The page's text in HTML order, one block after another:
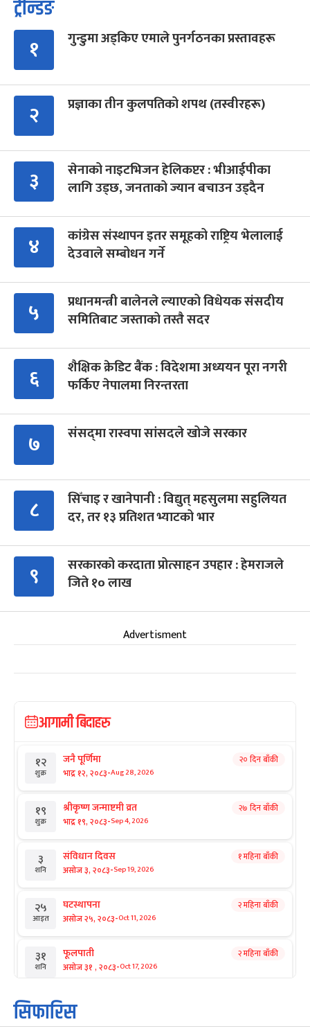
ट्रेन्डिङ
१ गुन्डुमा अड्किए एमाले पुनर्गठनका प्रस्तावहरू
२ प्रज्ञाका तीन कुलपतिको शपथ (तस्वीरहरू)
३
सेनाको नाइटभिजन हेलिकप्टर : भीआईपीका
लागि उड्छ, जनताको ज्यान बचाउन उड्दैन
४
कांग्रेस संस्थापन इतर समूहको राष्ट्रिय भेलालाई
देउवाले सम्बोधन गर्ने
५
प्रधानमन्त्री बालेनले ल्याएको विधेयक संसदीय
समितिबाट जस्ताको तस्तै सदर
६
शैक्षिक क्रेडिट बैंक : विदेशमा अध्ययन पूरा नगरी
फर्किए नेपालमा निरन्तरता
७ संसद्‍मा रास्वपा सांसदले खोजे सरकार
८
सिँचाइ र खानेपानी : विद्युत् महसुलमा सहुलियत
दर, तर १३ प्रतिशत भ्याटको भार
९
सरकारको करदाता प्रोत्साहन उपहार : हेमराजले
जिते १० लाख
Advertisment
आगामी बिदाहरु
१२
शुक्र
जनै पूर्णिमा
भाद्र १२, २०८३-Aug 28, 2026
२० दिन बाँकी
१९
शुक्र
श्रीकृष्ण जन्माष्टमी व्रत
भाद्र १९, २०८३-Sep 4, 2026
२७ दिन बाँकी
३
शनि
संविधान दिवस
असोज ३, २०८३-Sep 19, 2026
१ महिना बाँकी
२५
आइत
घटस्थापना
असोज २५, २०८३-Oct 11, 2026
२ महिना बाँकी
३१
शनि
फूलपाती
असोज ३१ , २०८३-Oct 17, 2026
२ महिना बाँकी
१
आइत
कार्तिक सङ्क्रान्ति
कार्तिक १, २०८३
सिफारिस